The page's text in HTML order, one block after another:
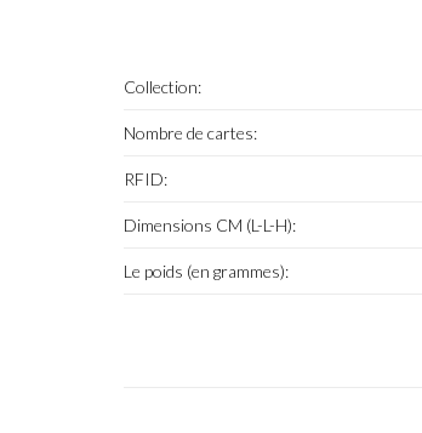
Collection:
Nombre de cartes:
RFID:
Dimensions CM (L-L-H):
Le poids (en grammes):